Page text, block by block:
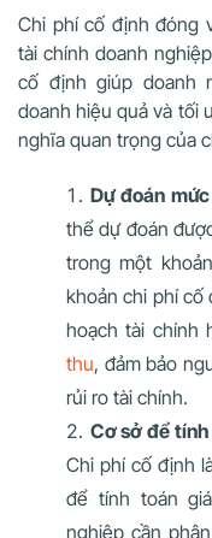
Chi phí cố định đóng
tài chính doanh
cố định giúp doanh
doanh hiệu quả và tối
nghĩa quan trọng của
Dự đoán
thể dự đoán
trong một
khoản chi phí cố
hoạch tài chính
thu, đảm bảo
rủi ro tài chính.
Cơ sở để
Chi phí cố định
để tính toán
nghiệp cần